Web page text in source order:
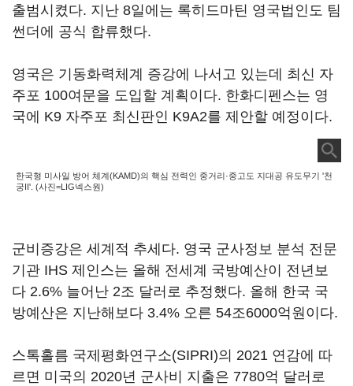
출범시켰다. 지난 8일에는 록히드마틴 영국법인도 팀
썬더에 공식 합류했다.
영국은 기동화력체계 증강에 나서고 있는데 최신 자
주포 100여문을 도입할 계획이다. 한화디펜스는 영
국에 K9 자주포 최신판인 K9A2를 제안할 예정이다.
한국형 미사일 방어 체계(KAMD)의 핵심 전력인 중거리·중고도 지대공 유도무기 '천
궁II'. (사진=LIG넥스원)
군비증강은 세계적 추세다. 영국 군사정보 분석 전문
기관 IHS 제인스는 올해 전세계 국방예산이 전년보
다 2.6% 늘어난 2조 달러로 추정했다. 올해 한국 국
방예산은 지난해보다 3.4% 오른 54조6000억원이다.
스톡홀름 국제평화연구소(SIPRI)의 2021 연감에 따
르면 미국의 2020년 군사비 지출은 7780억 달러로